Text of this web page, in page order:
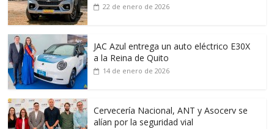
22 de enero de 2026
JAC Azul entrega un auto eléctrico E30X
a la Reina de Quito
14 de enero de 2026
Cervecería Nacional, ANT y Asocerv se
alían por la seguridad vial